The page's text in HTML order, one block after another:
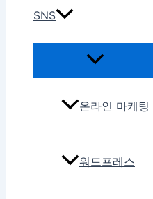
SNS
온라인 마케팅
워드프레스